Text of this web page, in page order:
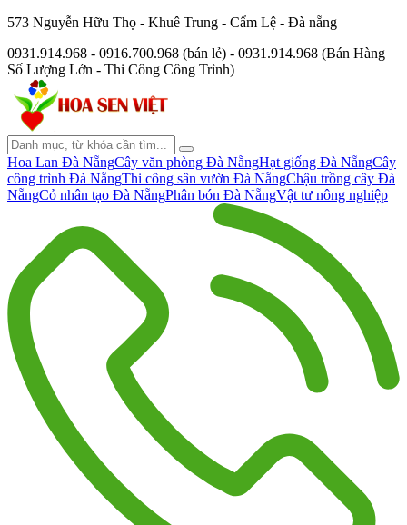
573 Nguyễn Hữu Thọ - Khuê Trung - Cẩm Lệ - Đà nẵng
0931.914.968 - 0916.700.968 (bán lẻ) - 0931.914.968 (Bán Hàng
Số Lượng Lớn - Thi Công Công Trình)
Hoa Lan Đà NẵngCây văn phòng Đà NẵngHạt giống Đà NẵngCây
công trình Đà NẵngThi công sân vườn Đà NẵngChậu trồng cây Đà
NẵngCỏ nhân tạo Đà NẵngPhân bón Đà NẵngVật tư nông nghiệp